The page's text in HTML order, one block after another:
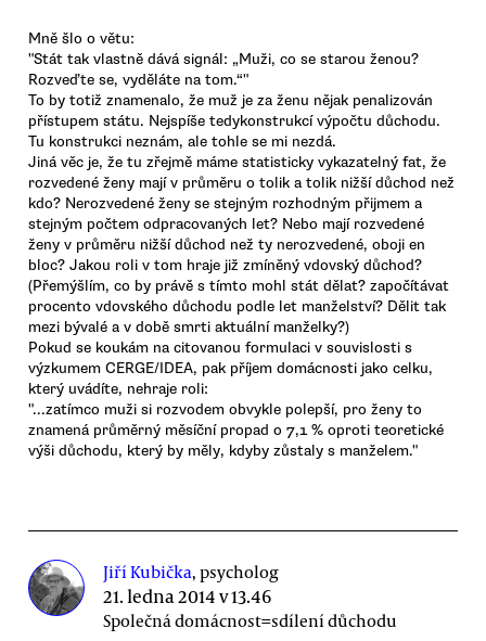
Mně šlo o větu:
"Stát tak vlastně dává signál: „Muži, co se starou ženou?
Rozveďte se, vyděláte na tom.“"
To by totiž znamenalo, že muž je za ženu nějak penalizován
přístupem státu. Nejspíše tedykonstrukcí výpočtu důchodu.
Tu konstrukci neznám, ale tohle se mi nezdá.
Jiná věc je, že tu zřejmě máme statisticky vykazatelný fat, že
rozvedené ženy mají v průměru o tolik a tolik nižší důchod než
kdo? Nerozvedené ženy se stejným rozhodným přijmem a
stejným počtem odpracovaných let? Nebo mají rozvedené
ženy v průměru nižší důchod než ty nerozvedené, oboji en
bloc? Jakou roli v tom hraje již zmíněný vdovský důchod?
(Přemýšlím, co by právě s tímto mohl stát dělat? započítávat
procento vdovského důchodu podle let manželství? Dělit tak
mezi bývalé a v době smrti aktuální manželky?)
Pokud se koukám na citovanou formulaci v souvislosti s
výzkumem CERGE/IDEA, pak příjem domácnosti jako celku,
který uvádíte, nehraje roli:
"...zatímco muži si rozvodem obvykle polepší, pro ženy to
znamená průměrný měsíční propad o 7,1 % oproti teoretické
výši důchodu, který by měly, kdyby zůstaly s manželem."
Jiří Kubička, psycholog
21. ledna 2014 v 13.46
Společná domácnost=sdílení důchodu